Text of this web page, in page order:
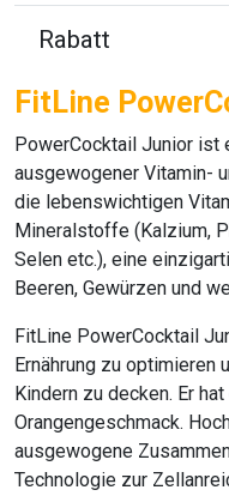
Rabatt
FitLine
PowerCocktail Junior ist
ausgewogener Vitamin-
die lebenswichtigen
Mineralstoffe (Kalzium,
Selen etc.), eine
Beeren, Gewürzen und
FitLine PowerCocktail
Ernährung zu optimieren
Kindern zu decken. Er
Orangengeschmack.
ausgewogene
Technologie zur